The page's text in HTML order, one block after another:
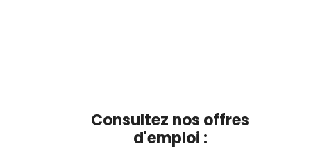
Consultez nos offres
d'emploi :